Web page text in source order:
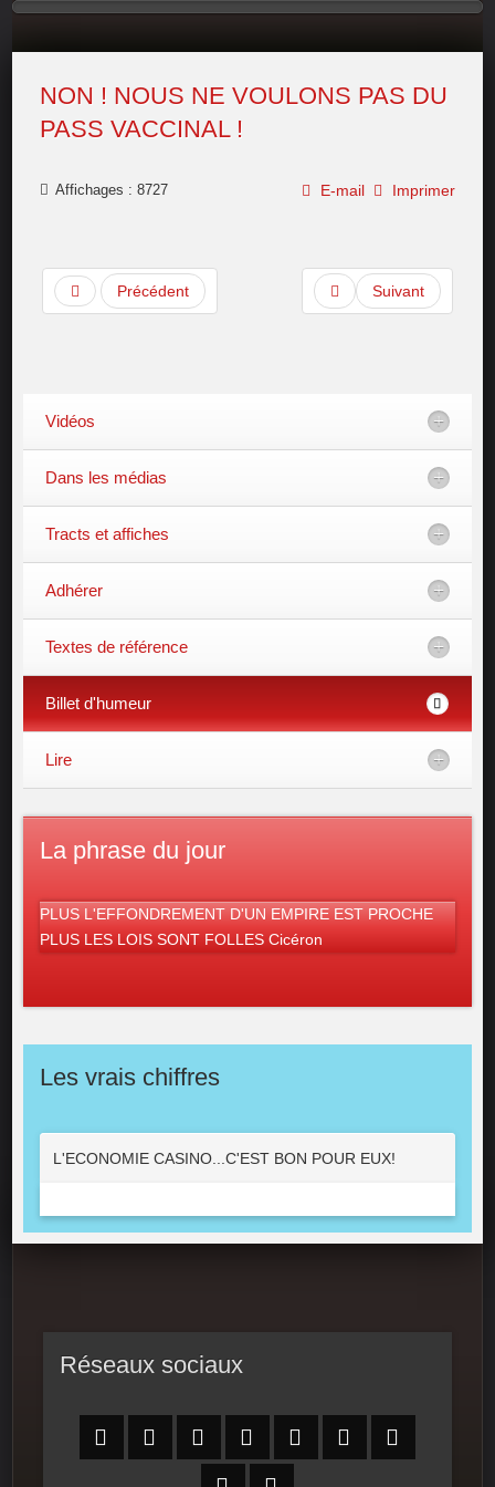
NON ! NOUS NE VOULONS PAS DU
PASS VACCINAL !
Imprimer
E-mail
Affichages : 8727
Précédent Suivant
Vidéos
Dans les médias
Tracts et affiches
Adhérer
Textes de référence
Billet d'humeur
Lire
La phrase du jour
PLUS L'EFFONDREMENT D'UN EMPIRE EST PROCHE
PLUS LES LOIS SONT FOLLES Cicéron
Les vrais chiffres
L'ECONOMIE CASINO...C'EST BON POUR EUX!
Réseaux sociaux